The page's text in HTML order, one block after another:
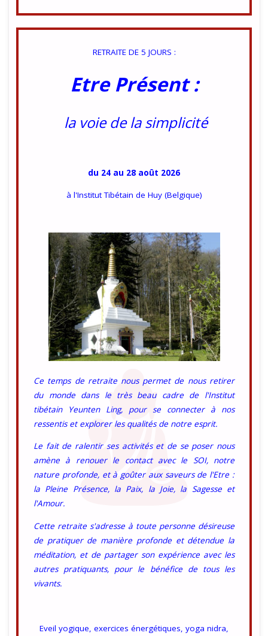
RETRAITE DE 5 JOURS :
Etre Présent :
la voie de la simplicité
du 24 au 28 août 2026
à l'Institut Tibétain de Huy (Belgique)
Ce temps de retraite nous permet de nous retirer
du monde dans le très beau cadre de l'Institut
tibétain Yeunten Ling, pour se connecter à nos
ressentis et explorer les qualités de notre esprit.
Le fait de ralentir ses activités et de se poser nous
amène à renouer le contact avec le SOI, notre
nature profonde, et à goûter aux saveurs de l'Etre :
la Pleine Présence, la Paix, la Joie, la Sagesse et
l'Amour.
Cette retraite s'adresse à toute personne désireuse
de pratiquer de manière profonde et détendue la
méditation, et de partager son expérience avec les
autres pratiquants, pour le bénéfice de tous les
vivants.
Eveil yogique, exercices énergétiques, yoga nidra,